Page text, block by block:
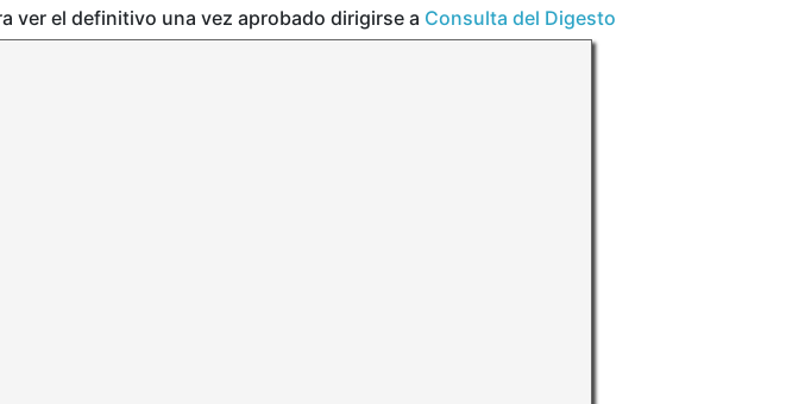
ver el definitivo una vez aprobado dirigirse a Consulta del Digesto